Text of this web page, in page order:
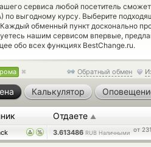
сервиса любой посетитель
по выгодному курсу. Выберите
обменный пункт досконально
нашим сервисом впервые,
обо всех функциях BestChange.ru.
Обратный обмен
Калькулятор
Отдаете ▲
3.613486 RUB Наличными от